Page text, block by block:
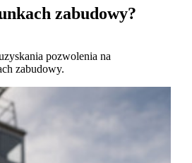
zabudowy?
pozwolenia na
zabudowy.